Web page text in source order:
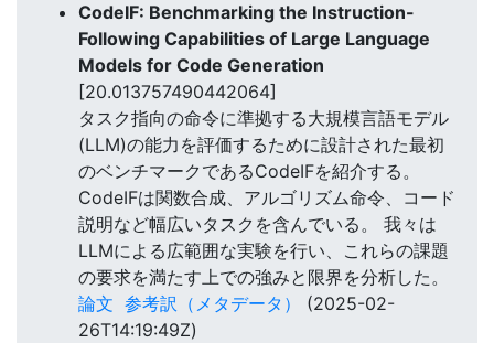
CodeIF: Benchmarking the Instruction-
Following Capabilities of Large Language
Models for Code Generation
[20.013757490442064]
タスク指向の命令に準拠する大規模言語モデル
(LLM)の能力を評価するために設計された最初
のベンチマークであるCodeIFを紹介する。
CodeIFは関数合成、アルゴリズム命令、コード
説明など幅広いタスクを含んでいる。 我々は
LLMによる広範囲な実験を行い、これらの課題
の要求を満たす上での強みと限界を分析した。
論文 参考訳（メタデータ）
(2025-02-
26T14:19:49Z)